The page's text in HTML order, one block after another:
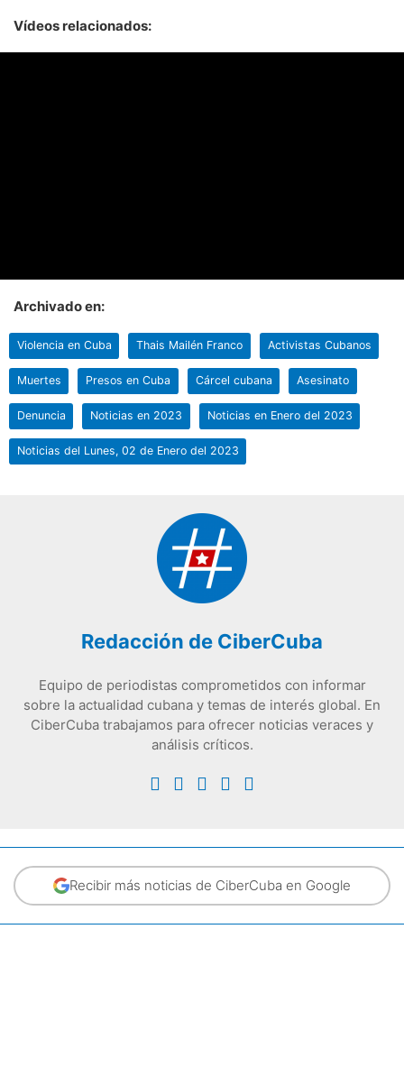
Vídeos relacionados:
Archivado en:
Violencia en Cuba Thais Mailén Franco Activistas Cubanos
Muertes Presos en Cuba Cárcel cubana Asesinato
Denuncia Noticias en 2023 Noticias en Enero del 2023
Noticias del Lunes, 02 de Enero del 2023
Redacción de CiberCuba
Equipo de periodistas comprometidos con informar
sobre la actualidad cubana y temas de interés global. En
CiberCuba trabajamos para ofrecer noticias veraces y
análisis críticos.
Recibir más noticias de CiberCuba en Google